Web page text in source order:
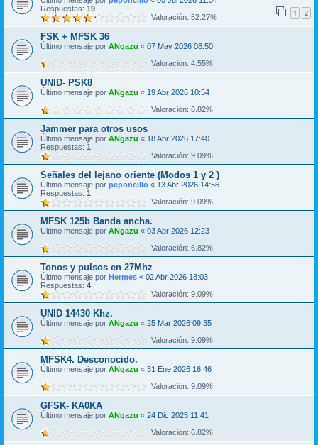
Respuestas: 19 1 2
Valoración: 52.27%
FSK + MFSK 36
Último mensaje por ANgazu « 07 May 2026 08:50
Valoración: 4.55%
UNID- PSK8
Último mensaje por ANgazu « 19 Abr 2026 10:54
Valoración: 6.82%
Jammer para otros usos
Último mensaje por ANgazu « 18 Abr 2026 17:40
Respuestas: 1
Valoración: 9.09%
Señales del lejano oriente (Modos 1 y 2 )
Último mensaje por peponcillo « 13 Abr 2026 14:56
Respuestas: 1
Valoración: 9.09%
MFSK 125b Banda ancha.
Último mensaje por ANgazu « 03 Abr 2026 12:23
Valoración: 6.82%
Tonos y pulsos en 27Mhz
Último mensaje por Hermes « 02 Abr 2026 18:03
Respuestas: 4
Valoración: 9.09%
UNID 14430 Khz.
Último mensaje por ANgazu « 25 Mar 2026 09:35
Valoración: 9.09%
MFSK4. Desconocido.
Último mensaje por ANgazu « 31 Ene 2026 16:46
Valoración: 9.09%
GFSK- KA0KA
Último mensaje por ANgazu « 24 Dic 2025 11:41
Valoración: 6.82%